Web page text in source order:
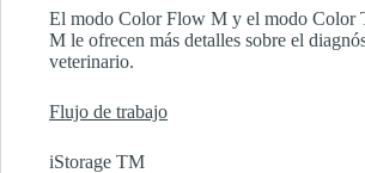
El modo Color Flow M y el modo Color
M le ofrecen más detalles sobre el
veterinario.
Flujo de trabajo
iStorage TM